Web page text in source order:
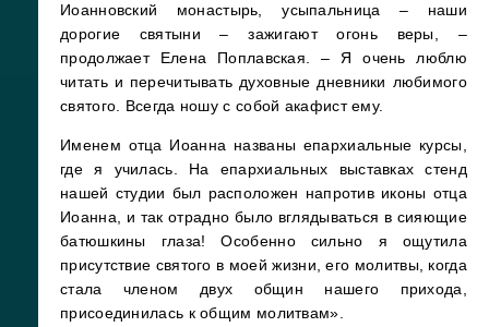
Иоанновский монастырь, усыпальница – наши
дорогие святыни – зажигают огонь веры, –
продолжает Елена Поплавская. – Я очень люблю
читать и перечитывать духовные дневники любимого
святого. Всегда ношу с собой акафист ему.
Именем отца Иоанна названы епархиальные курсы,
где я училась. На епархиальных выставках стенд
нашей студии был расположен напротив иконы отца
Иоанна, и так отрадно было вглядываться в сияющие
батюшкины глаза! Особенно сильно я ощутила
присутствие святого в моей жизни, его молитвы, когда
стала членом двух общин нашего прихода,
присоединилась к общим молитвам».